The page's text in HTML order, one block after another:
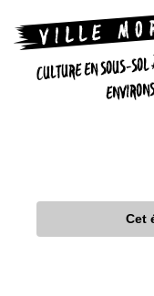
CULTURE EN SOUS-
Cet